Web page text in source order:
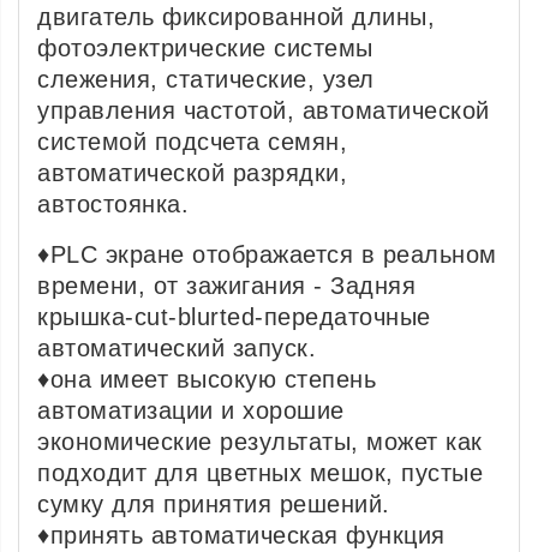
двигатель фиксированной длины,
фотоэлектрические системы
слежения, статические, узел
управления частотой, автоматической
системой подсчета семян,
автоматической разрядки,
автостоянка.
♦PLC экране отображается в реальном
времени, от зажигания - Задняя
крышка-cut-blurted-передаточные
автоматический запуск.
♦она имеет высокую степень
автоматизации и хорошие
экономические результаты, может как
подходит для цветных мешок, пустые
сумку для принятия решений.
♦принять автоматическая функция